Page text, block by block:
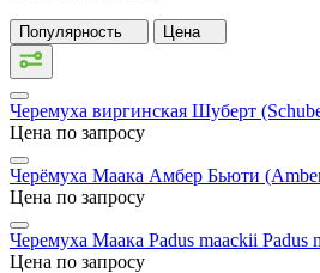
Популярность Цена
Черемуха виргинская Шуберт
Цена по запросу
Черёмуха Маака Амбер Бьюти
Цена по запросу
Черемуха Маака Padus maackii Padus
Цена по запросу